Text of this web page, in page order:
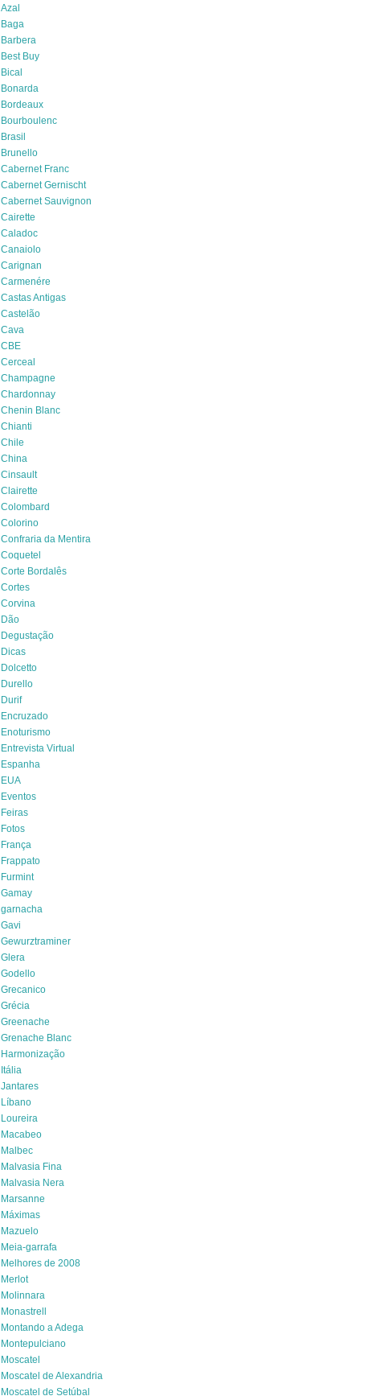
Azal
Baga
Barbera
Best Buy
Bical
Bonarda
Bordeaux
Bourboulenc
Brasil
Brunello
Cabernet Franc
Cabernet Gernischt
Cabernet Sauvignon
Cairette
Caladoc
Canaiolo
Carignan
Carmenére
Castas Antigas
Castelão
Cava
CBE
Cerceal
Champagne
Chardonnay
Chenin Blanc
Chianti
Chile
China
Cinsault
Clairette
Colombard
Colorino
Confraria da Mentira
Coquetel
Corte Bordalês
Cortes
Corvina
Dão
Degustação
Dicas
Dolcetto
Durello
Durif
Encruzado
Enoturismo
Entrevista Virtual
Espanha
EUA
Eventos
Feiras
Fotos
França
Frappato
Furmint
Gamay
garnacha
Gavi
Gewurztraminer
Glera
Godello
Grecanico
Grécia
Greenache
Grenache Blanc
Harmonização
Itália
Jantares
Líbano
Loureira
Macabeo
Malbec
Malvasia Fina
Malvasia Nera
Marsanne
Máximas
Mazuelo
Meia-garrafa
Melhores de 2008
Merlot
Molinnara
Monastrell
Montando a Adega
Montepulciano
Moscatel
Moscatel de Alexandria
Moscatel de Setúbal